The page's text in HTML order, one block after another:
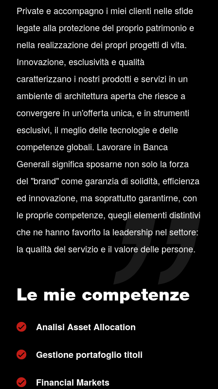
Private e accompagno i miei clienti nelle sfide
legate alla protezione del proprio patrimonio e
nella realizzazione dei propri progetti di vita.
Innovazione, esclusività e qualità
caratterizzano i nostri prodotti e servizi in un
ambiente di architettura aperta che riesce a
convergere in un'offerta unica, e in strumenti
esclusivi, il meglio delle tecnologie e delle
competenze globali. Lavorare in Banca
Generali significa sposarne non solo la forza
del "brand" come garanzia di solidità, efficienza
ed innovazione, ma soprattutto garantirne, con
le proprie competenze, quegli elementi distintivi
che ne hanno favorito la leadership nel settore:
la qualità del servizio e il valore delle persone.
Le mie competenze
Analisi Asset Allocation
Gestione portafoglio titoli
Financial Markets